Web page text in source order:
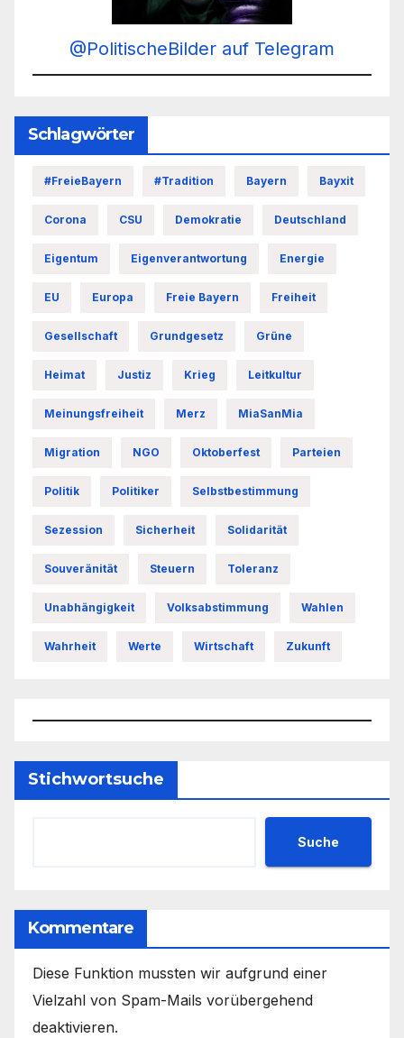
@PolitischeBilder auf Telegram
Schlagwörter
#FreieBayern #Tradition Bayern Bayxit
Corona CSU Demokratie Deutschland
Eigentum Eigenverantwortung Energie
EU Europa Freie Bayern Freiheit
Gesellschaft Grundgesetz Grüne
Heimat Justiz Krieg Leitkultur
Meinungsfreiheit Merz MiaSanMia
Migration NGO Oktoberfest Parteien
Politik Politiker Selbstbestimmung
Sezession Sicherheit Solidarität
Souveränität Steuern Toleranz
Unabhängigkeit Volksabstimmung Wahlen
Wahrheit Werte Wirtschaft Zukunft
Stichwortsuche
Suche
Kommentare
Diese Funktion mussten wir aufgrund einer
Vielzahl von Spam-Mails vorübergehend
deaktivieren.